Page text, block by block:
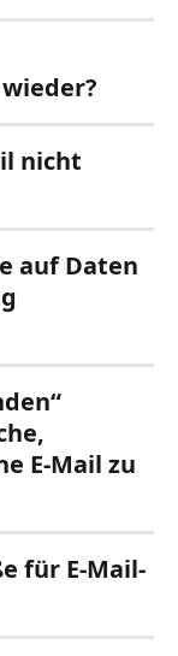
nicht
auf Daten
E-Mail zu
für E-Mail-